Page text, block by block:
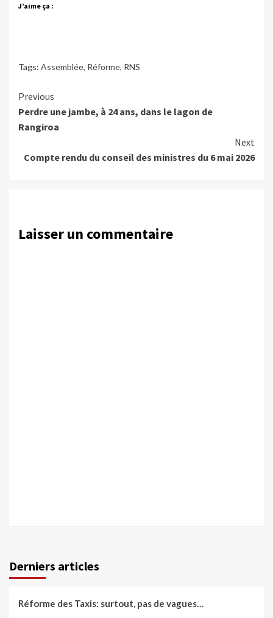
J’aime ça :
Tags: Assemblée, Réforme, RNS
Continue
Reading
Previous
Perdre une jambe, à 24 ans, dans le lagon de
Rangiroa
Next
Compte rendu du conseil des ministres du 6 mai 2026
Laisser un commentaire
Derniers articles
Réforme des Taxis: surtout, pas de vagues…